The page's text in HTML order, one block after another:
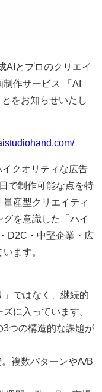
AIとプロのクリエイ
作サービス 「AI
をお知らせいたし
クオリティな広告
で制作可能な点を特
産型クリエイティ
を意識した「ハイ
D2C・中堅企業・広
ます。
ではなく、継続的
に入っています。
3つの構造的な課題が
複数パターンやA/B